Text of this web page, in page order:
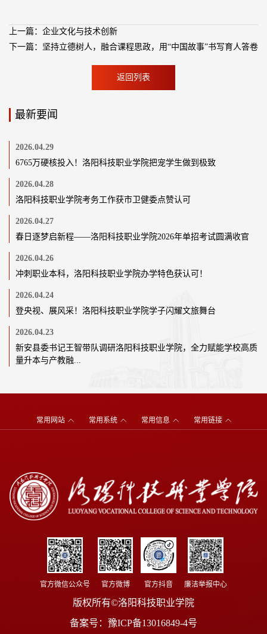
上一篇：企业文化与技术创新
下一篇：坚持立德树人，融合课程思政，用“中国故事”书写育人答卷
返回列表
最新要闻
2026.04.29
6765万硬核投入！洛阳科技职业学院把宠学生做到极致
2026.04.28
洛阳科技职业学院考务工作获市卫健委点赞认可
2026.04.27
春日逐梦启新程——洛阳科技职业学院2026年单招考试圆满收官
2026.04.26
冲刺职业本科，洛阳科技职业学院办学特色获认可！
2026.04.24
登央视、展风采！洛阳科技职业学院学子闪耀文旅舞台
2026.04.23
新安县委书记王智带队调研洛阳科技职业学院，全力赋能学校高质
量升本与产教融...
常用网站 常用系统 常用信息 常用链接
官方微信公众号 官方微博 官方抖音 廉洁举报中心
版权所有©洛阳科技职业学院
备案号： 豫ICP备13016849-4号